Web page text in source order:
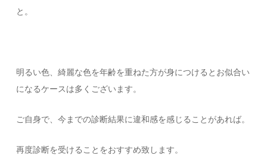
と。
明るい色、綺麗な色を年齢を重ねた方が身につけるとお似合い
になるケースは多くございます。
ご自身で、今までの診断結果に違和感を感じることがあれば。
再度診断を受けることをおすすめ致します。